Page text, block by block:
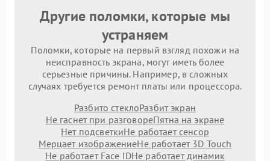
Другие поломки, которые мы
устраняем
Поломки, которые на первый взгляд похожи на
неисправность экрана, могут иметь более
серьезные причины. Например, в сложных
случаях требуется ремонт платы или процессора.
Разбито стеклоРазбит экран
Не гаснет при разговореПятна на экране
Нет подсветкиНе работает сенсор
Мерцает изображениеНе работает 3D Touch
Не работает Face IDНе работает динамик